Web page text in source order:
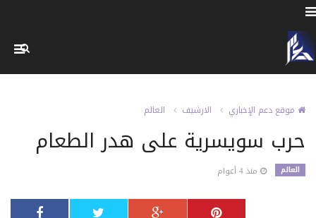
موقع دعم الإخباري الارشيف العالم
حرب سويسرية على هدر الطعام
العالم منذ 4 أعوام